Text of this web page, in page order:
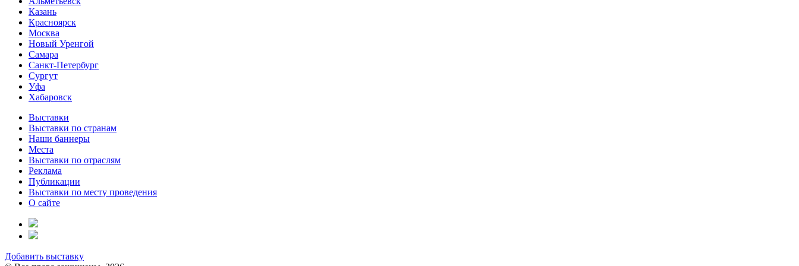
Казань
Красноярск
Москва
Новый Уренгой
Самара
Санкт-Петербург
Сургут
Уфа
Хабаровск
Выставки
Выставки по странам
Наши баннеры
Места
Выставки по отраслям
Реклама
Публикации
Выставки по месту проведения
О сайте
Добавить выставку